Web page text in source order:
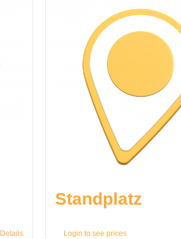
Details
Standplatz
Login to see prices